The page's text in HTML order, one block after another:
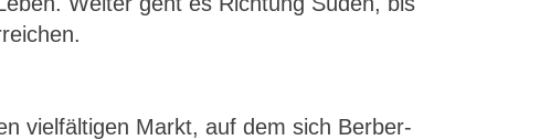
vielfältigen Markt, auf dem sich Berber-